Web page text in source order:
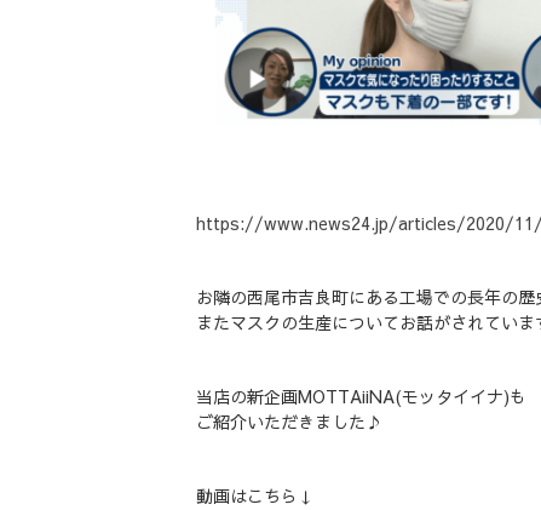
https://www.news24.jp/articles/2020/
お隣の西尾市吉良町にある工場での長年の歴
またマスクの生産についてお話がされていま
当店の新企画MOTTAiiNA(モッタイイナ)も
ご紹介いただきました♪
動画はこちら↓